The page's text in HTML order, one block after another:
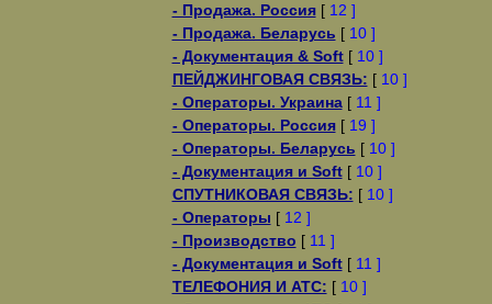
- Продажа. Россия[ 12 ]
- Продажа. Беларусь [ 10 ]
- Документация & Soft[ 10 ]
ПЕЙДЖИНГОВАЯ СВЯЗЬ: [ 10 ]
- Операторы. Украина[ 11 ]
- Операторы. Россия[ 19 ]
- Операторы. Беларусь [ 10 ]
- Документация и Soft[ 10 ]
СПУТНИКОВАЯ СВЯЗЬ: [ 10 ]
- Операторы [ 12 ]
- Производство [ 11 ]
- Документация и Soft[ 11 ]
ТЕЛЕФОНИЯ И АТС: [ 10 ]